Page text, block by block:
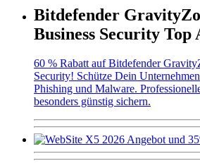
Bitdefender
Business Security Top
60 % Rabatt auf Bitdefender
Security! Schütze Dein
Phishing und Malware.
besonders günstig sichern.